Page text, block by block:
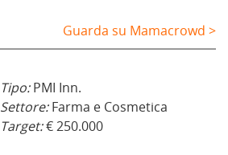
Guarda su Mamacrowd >
Tipo:PMI Inn.
Settore:Farma e Cosmetica
Target:€ 250.000